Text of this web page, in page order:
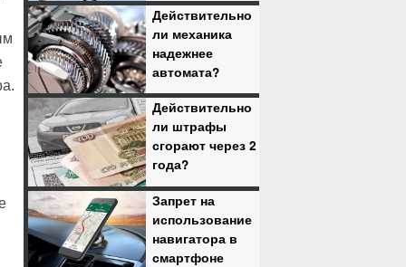
Действительно
ли механика
надежнее
автомата?
Действительно
ли штрафы
сгорают через 2
года?
Запрет на
использование
навигатора в
смартфоне